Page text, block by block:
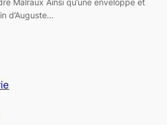
Malraux Ainsi qu’une enveloppe et
d’Auguste…